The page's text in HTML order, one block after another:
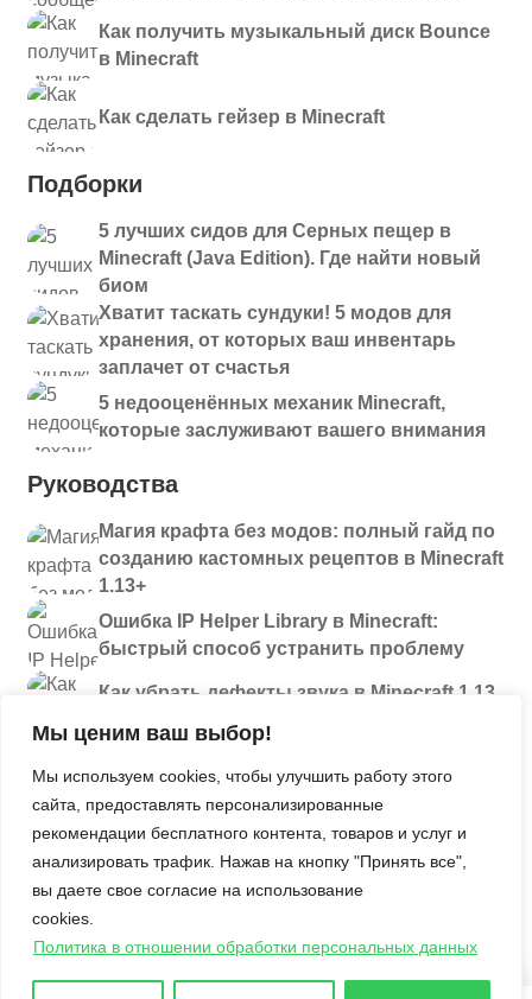
Мы ценим ваш выбор!
Мы используем cookies, чтобы улучшить работу этого
сайта, предоставлять персонализированные
рекомендации бесплатного контента, товаров и услуг и
анализировать трафик. Нажав на кнопку "Принять все",
вы даете свое согласие на использование
cookies.
Политика в отношении обработки персональных данных
Как получить музыкальный диск Bounce
в Minecraft
Как сделать гейзер в Minecraft
Подборки
5 лучших сидов для Серных пещер в
Minecraft (Java Edition). Где найти новый
биом
Хватит таскать сундуки! 5 модов для
хранения, от которых ваш инвентарь
заплачет от счастья
5 недооценённых механик Minecraft,
которые заслуживают вашего внимания
Руководства
Магия крафта без модов: полный гайд по
созданию кастомных рецептов в Minecraft
1.13+
Ошибка IP Helper Library в Minecraft:
быстрый способ устранить проблему
Как убрать дефекты звука в Minecraft 1.13
Секреты
Давайте поиграем. Больше инструментов
Улучшаем оснащение 4Ks Studios
Полезные советы по использованию